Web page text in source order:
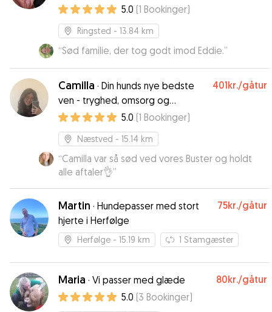
med 2 selv
5.0 (1 Bookinger)
Ringsted - 13.84 km
“Sød familie, der tog godt imod Eddie.”
Camilla · Din hunds nye bedste
ven - tryghed, omsorg og
kærlighed.
401kr./gåtur
5.0 (1 Bookinger)
Næstved - 15.14 km
“Camilla var så sød ved vores Buster og holdt
alle aftaler👌”
Martin · Hundepasser med stort
hjerte i Herfølge
75kr./gåtur
Herfølge - 15.19 km 1 Stamgæster
Maria · Vi passer med glæde 80kr./gåtur
5.0 (3 Bookinger)